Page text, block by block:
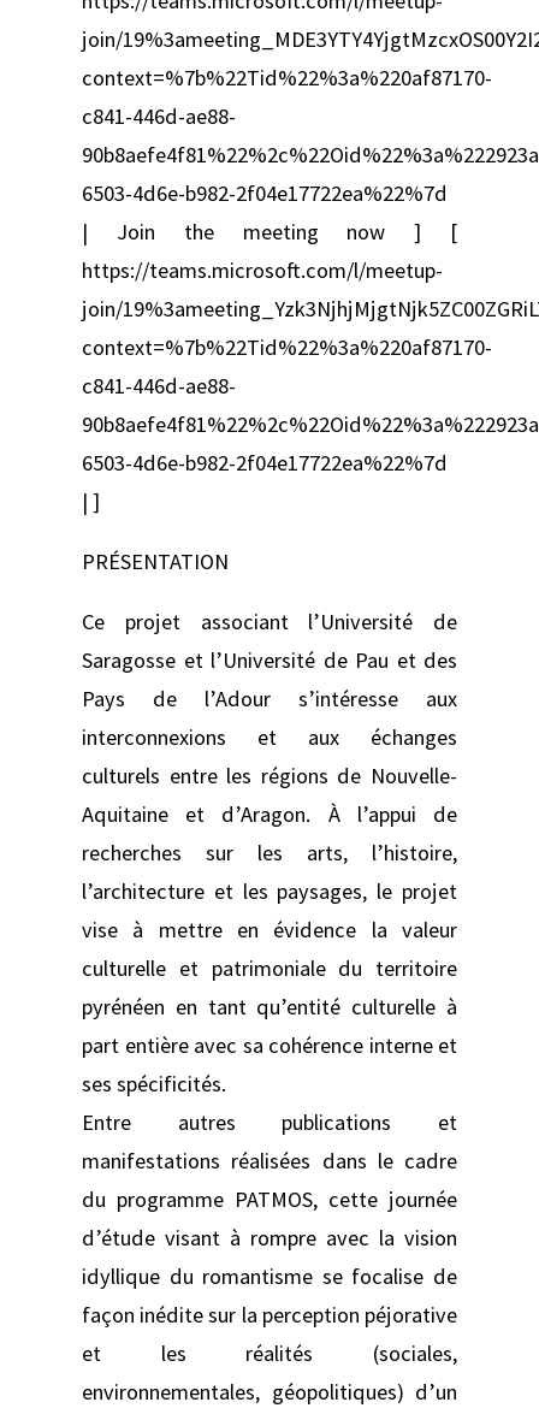
join/
context=%7b%22Tid%22%3a%220af87170-
c841-446d-ae88-
6503-4d6e-b982-2f04e17722ea%22%7d
| Join the meeting now ] [
https://teams.microsoft.com/l/meetup-
join/
context=%7b%22Tid%22%3a%220af87170-
c841-446d-ae88-
6503-4d6e-b982-2f04e17722ea%22%7d
| ]
PRÉSENTATION
Ce projet associant l’Université de
Saragosse et l’Université de Pau et des
Pays de l’Adour s’intéresse aux
interconnexions et aux échanges
culturels entre les régions de Nouvelle-
Aquitaine et d’Aragon. À l’appui de
recherches sur les arts, l’histoire,
l’architecture et les paysages, le projet
vise à mettre en évidence la valeur
culturelle et patrimoniale du territoire
pyrénéen en tant qu’entité culturelle à
part entière avec sa cohérence interne et
ses spécificités.
Entre autres publications et
manifestations réalisées dans le cadre
du programme PATMOS, cette journée
d’étude visant à rompre avec la vision
idyllique du romantisme se focalise de
façon inédite sur la perception péjorative
et les réalités (sociales,
environnementales, géopolitiques) d’un